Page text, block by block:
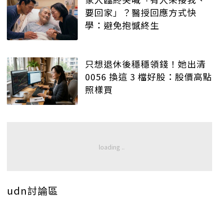
要回家」？醫授回應方式快
學：避免抱憾終生
只想退休後穩穩領錢！她出清
0056 換這 3 檔好股：股價高點
照樣買
udn討論區